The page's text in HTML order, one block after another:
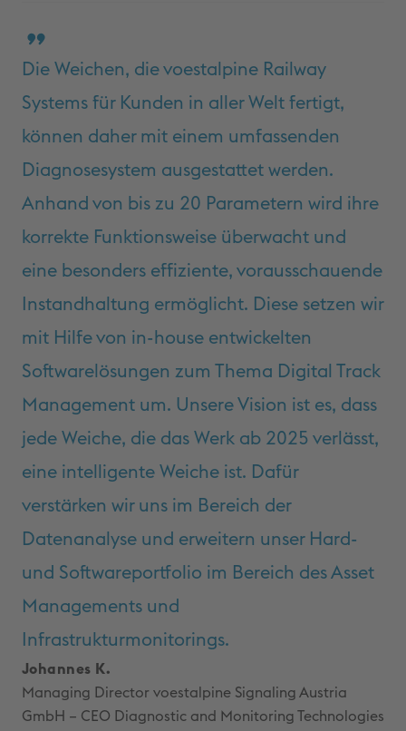
Die Weichen, die voestalpine Railway
Systems für Kunden in aller Welt fertigt,
können daher mit einem umfassenden
Diagnosesystem ausgestattet werden.
Anhand von bis zu 20 Parametern wird ihre
korrekte Funktionsweise überwacht und
eine besonders effiziente, vorausschauende
Instandhaltung ermöglicht. Diese setzen wir
mit Hilfe von in-house entwickelten
Softwarelösungen zum Thema Digital Track
Management um. Unsere Vision ist es, dass
jede Weiche, die das Werk ab 2025 verlässt,
eine intelligente Weiche ist. Dafür
verstärken wir uns im Bereich der
Datenanalyse und erweitern unser Hard-
und Softwareportfolio im Bereich des Asset
Managements und
Infrastrukturmonitorings.
Johannes K.
Managing Director voestalpine Signaling Austria
GmbH – CEO Diagnostic and Monitoring Technologies